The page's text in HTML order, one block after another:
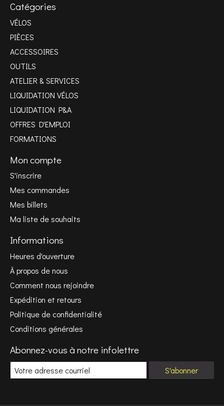
Catégories
VÉLOS
PIÈCES
ACCESSOIRES
OUTILS
ATELIER & SERVICES
LIQUIDATION VÉLOS
LIQUIDATION P&A
OFFRES D'EMPLOI
FORMATIONS
Mon compte
S'inscrire
Mes commandes
Mes billets
Ma liste de souhaits
Informations
Heures d'ouverture
À propos de nous
Comment nous rejoindre
Expédition et retours
Politique de confidentialité
Conditions générales
Abonnez-vous à notre infolettre
S'abonner